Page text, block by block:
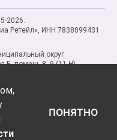
2026.
Ретейл», ИНН 7838099431
округ
Б, помещ. 8, 9 (11-Н)
ПОНЯТНО